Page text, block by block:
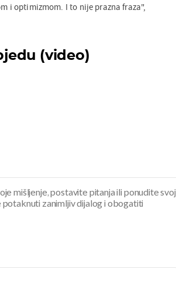
i optimizmom. I to nije prazna fraza",
(video)
mišljenje, postavite pitanja ili ponudite svoj
zanimljiv dijalog i obogatiti